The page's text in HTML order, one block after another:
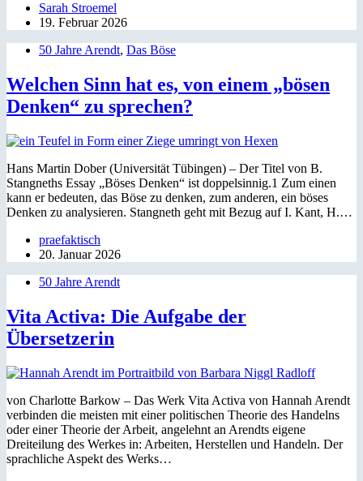
Sarah Stroemel
19. Februar 2026
50 Jahre Arendt, Das Böse
Welchen Sinn hat es, von einem „bösen
Denken“ zu sprechen?
Hans Martin Dober (Universität Tübingen) – Der Titel von B.
Stangneths Essay „Böses Denken“ ist doppelsinnig.1 Zum einen
kann er bedeuten, das Böse zu denken, zum anderen, ein böses
Denken zu analysieren. Stangneth geht mit Bezug auf I. Kant, H.…
praefaktisch
20. Januar 2026
50 Jahre Arendt
Vita Activa: Die Aufgabe der
Übersetzerin
von Charlotte Barkow – Das Werk Vita Activa von Hannah Arendt
verbinden die meisten mit einer politischen Theorie des Handelns
oder einer Theorie der Arbeit, angelehnt an Arendts eigene
Dreiteilung des Werkes in: Arbeiten, Herstellen und Handeln. Der
sprachliche Aspekt des Werks…